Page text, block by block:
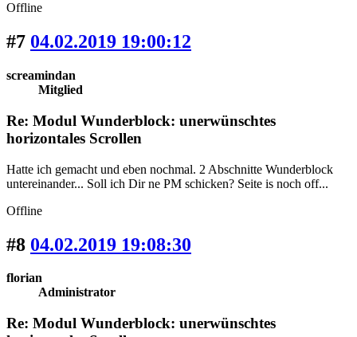
Offline
#7 04.02.2019 19:00:12
screamindan
Mitglied
Re: Modul Wunderblock: unerwünschtes
horizontales Scrollen
Hatte ich gemacht und eben nochmal. 2 Abschnitte Wunderblock
untereinander... Soll ich Dir ne PM schicken? Seite is noch off...
Offline
#8 04.02.2019 19:08:30
florian
Administrator
Re: Modul Wunderblock: unerwünschtes